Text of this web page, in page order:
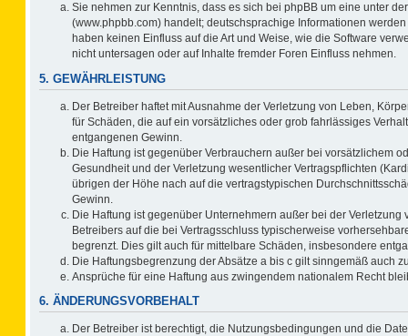
Sie nehmen zur Kenntnis, dass es sich bei phpBB um eine unter der
(www.phpbb.com) handelt; deutschsprachige Informationen
haben keinen Einfluss auf die Art und Weise, wie die Software
nicht untersagen oder auf Inhalte fremder Foren Einfluss nehmen.
5. GEWÄHRLEISTUNG
Der Betreiber haftet mit Ausnahme der Verletzung von Leben,
für Schäden, die auf ein vorsätzliches oder grob fahrlässiges
entgangenen Gewinn.
Die Haftung ist gegenüber Verbrauchern außer bei vorsätzlichem
Gesundheit und der Verletzung wesentlicher Vertragspflichten
übrigen der Höhe nach auf die vertragstypischen
Gewinn.
Die Haftung ist gegenüber Unternehmern außer bei der
Betreibers auf die bei Vertragsschluss typischerweise
begrenzt. Dies gilt auch für mittelbare Schäden, insbesondere
Die Haftungsbegrenzung der Absätze a bis c gilt sinngemäß auch
Ansprüche für eine Haftung aus zwingendem nationalem Recht
6. ÄNDERUNGSVORBEHALT
Der Betreiber ist berechtigt, die Nutzungsbedingungen und die